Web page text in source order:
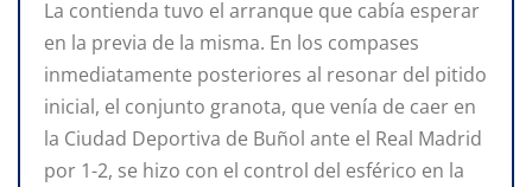
La contienda tuvo el arranque que cabía esperar
en la previa de la misma. En los compases
inmediatamente posteriores al resonar del pitido
inicial, el conjunto granota, que venía de caer en
la Ciudad Deportiva de Buñol ante el Real Madrid
por 1-2, se hizo con el control del esférico en la